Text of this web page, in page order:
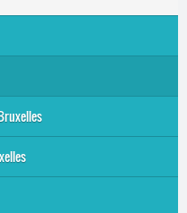
mobilise-toi !
de Lire et Écrire